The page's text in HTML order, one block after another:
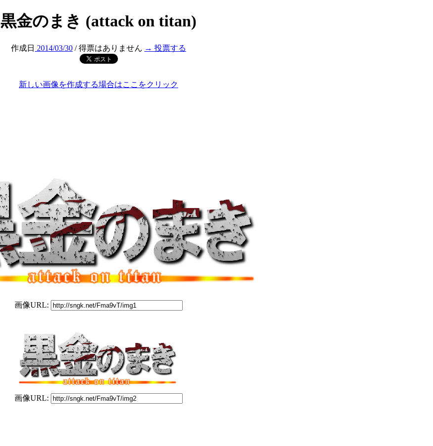
黒金のまき (attack on titan)
作成日 2014/03/30 / 得票はありません → 投票する
新しい画像を作成する場合はここをクリック
画像URL:
画像URL: